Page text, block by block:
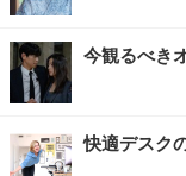
今観るべき
快適デスク